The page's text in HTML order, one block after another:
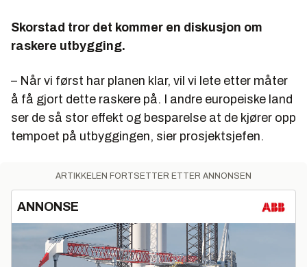
Skorstad tror det kommer en diskusjon om
raskere utbygging.
– Når vi først har planen klar, vil vi lete etter måter
å få gjort dette raskere på. I andre europeiske land
ser de så stor effekt og besparelse at de kjører opp
tempoet på utbyggingen, sier prosjektsjefen.
ARTIKKELEN FORTSETTER ETTER ANNONSEN
ANNONSE